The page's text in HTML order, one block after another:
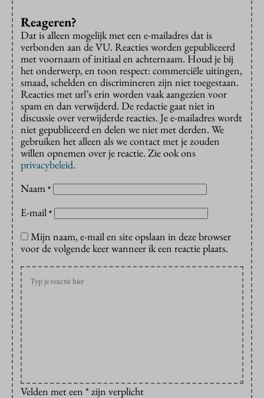
Reageren?
Dat is alleen mogelijk met een e-mailadres dat is
verbonden aan de VU. Reacties worden gepubliceerd
met voornaam of initiaal en achternaam. Houd je bij
het onderwerp, en toon respect: commerciële uitingen,
smaad, schelden en discrimineren zijn niet toegestaan.
Reacties met url’s erin worden vaak aangezien voor
spam en dan verwijderd. De redactie gaat niet in
discussie over verwijderde reacties. Je e-mailadres wordt
niet gepubliceerd en delen we niet met derden. We
gebruiken het alleen als we contact met je zouden
willen opnemen over je reactie. Zie ook ons
privacybeleid.
Naam *
E-mail *
Mijn naam, e-mail en site opslaan in deze browser
voor de volgende keer wanneer ik een reactie plaats.
Velden met een * zijn verplicht